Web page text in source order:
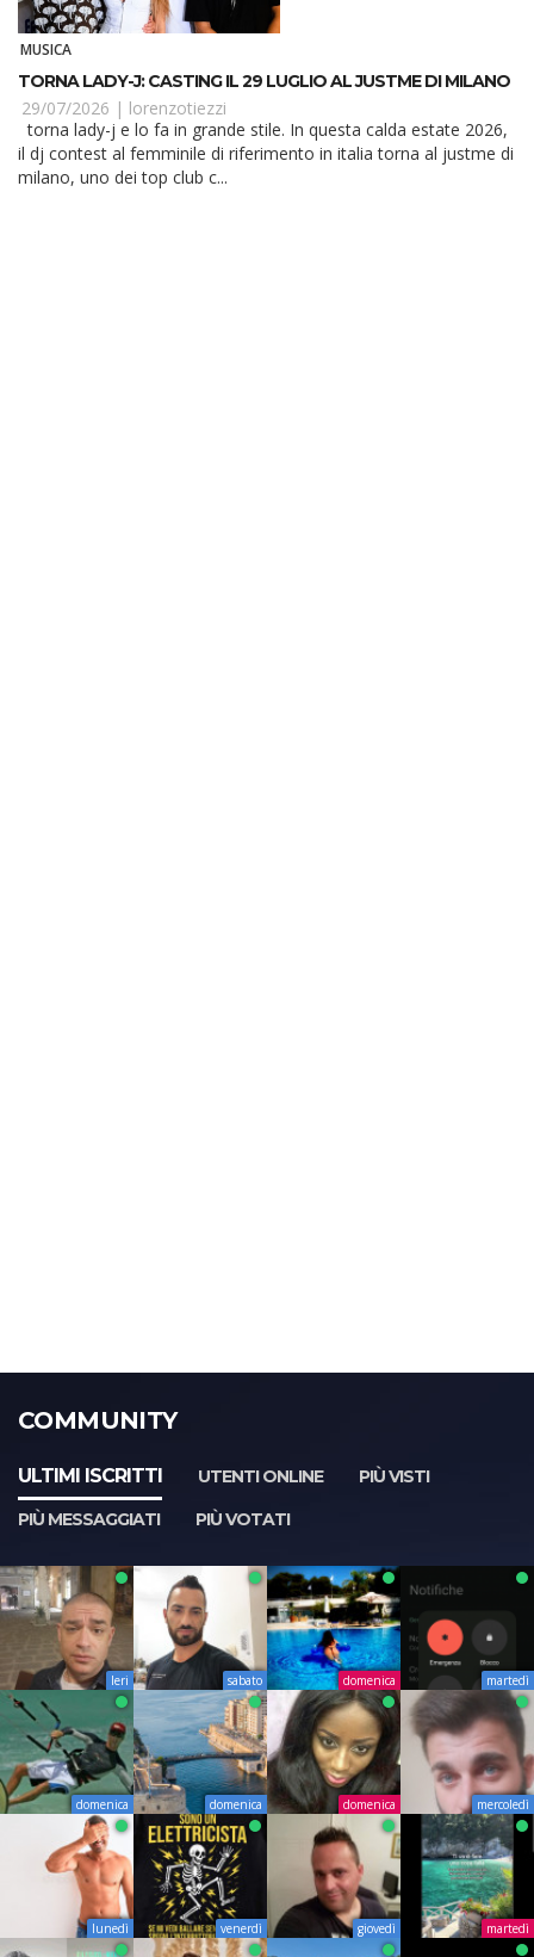
MUSICA
TORNA LADY-J: CASTING IL 29 LUGLIO AL JUSTME DI MILANO
29/07/2026 | lorenzotiezzi
torna lady-j e lo fa in grande stile. In questa calda estate 2026,
il dj contest al femminile di riferimento in italia torna al justme di
milano, uno dei top club c...
COMMUNITY
ULTIMI ISCRITTI UTENTI ONLINE
PIÙ VISTI
PIÙ MESSAGGIATI
PIÙ VOTATI
Ieri sabato domenica martedì
domenica domenica domenica mercoledì
lunedì venerdì giovedì martedì